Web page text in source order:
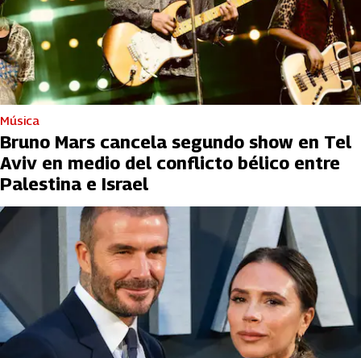
Música
Bruno Mars cancela segundo show en Tel
Aviv en medio del conflicto bélico entre
Palestina e Israel